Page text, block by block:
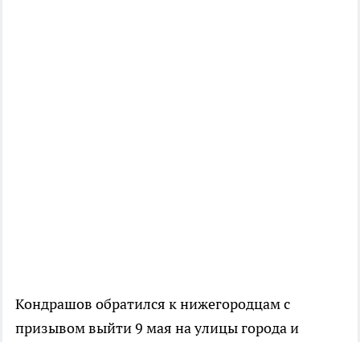
Кондрашов обратился к нижегородцам с
призывом выйти 9 мая на улицы города и